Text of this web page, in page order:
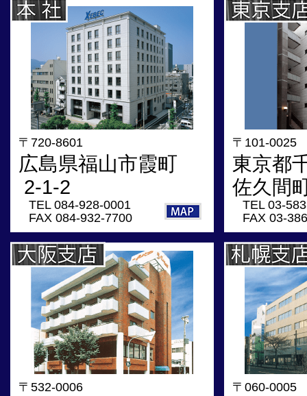
〒720-8601
広島県福山市霞町
2-1-2
TEL 084-928-0001
FAX 084-932-7700
〒101-0025
東京都
佐久間
TEL 03-
FAX 03-
〒532-0006 〒060-0005